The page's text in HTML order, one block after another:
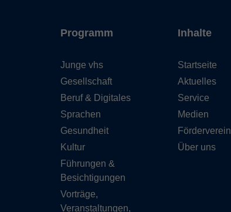
Programm
Junge vhs
Gesellschaft
Beruf & Digitales
Sprachen
Gesundheit
Kultur
Führungen &
Besichtigungen
Vorträge,
Veranstaltungen,
Inhalte
Startseite
Aktuelles
Service
Medien
Förderverein
Über uns